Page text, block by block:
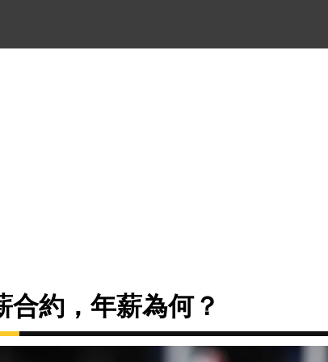
合約，年薪為何？